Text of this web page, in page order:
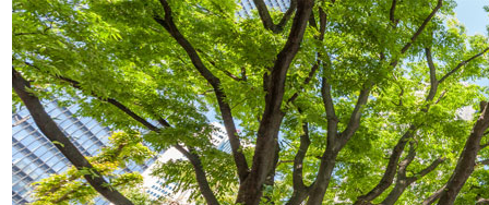
テ
ン
ツ
へ
移
動